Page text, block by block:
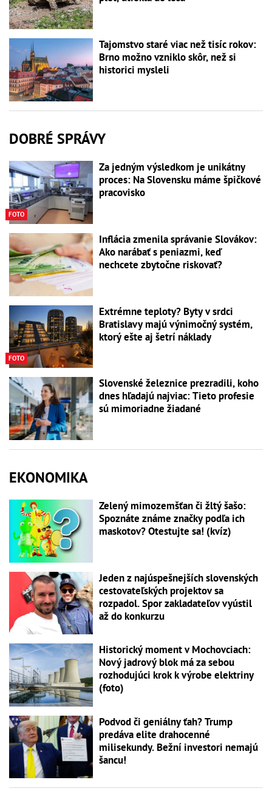
Tajomstvo staré viac než tisíc rokov:
Brno možno vzniklo skôr, než si
historici mysleli
DOBRÉ SPRÁVY
FOTO
Za jedným výsledkom je unikátny
proces: Na Slovensku máme špičkové
pracovisko
Inflácia zmenila správanie Slovákov:
Ako narábať s peniazmi, keď
nechcete zbytočne riskovať?
FOTO
Extrémne teploty? Byty v srdci
Bratislavy majú výnimočný systém,
ktorý ešte aj šetrí náklady
Slovenské železnice prezradili, koho
dnes hľadajú najviac: Tieto profesie
sú mimoriadne žiadané
EKONOMIKA
Zelený mimozemšťan či žltý šašo:
Spoznáte známe značky podľa ich
maskotov? Otestujte sa! (kvíz)
Jeden z najúspešnejších slovenských
cestovateľských projektov sa
rozpadol. Spor zakladateľov vyústil
až do konkurzu
Historický moment v Mochovciach:
Nový jadrový blok má za sebou
rozhodujúci krok k výrobe elektriny
(foto)
Podvod či geniálny ťah? Trump
predáva elite drahocenné
milisekundy. Bežní investori nemajú
šancu!